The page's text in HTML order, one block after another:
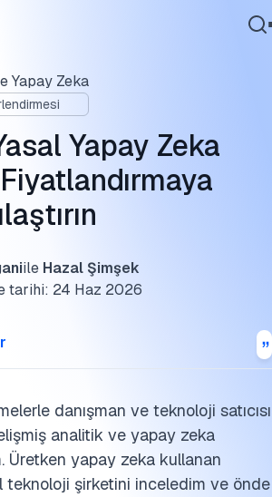
Yapay Zeka
Yapay Zeka
Fiyatlandırmaya
ile Hazal Şimşek
tarihi: 24 Haz 2026
danışman ve teknoloji satıcısı
analitik ve yapay zeka
Üretken yapay zeka kullanan
şirketini inceledim ve önde
için başlıca LLM'ler
gösterin